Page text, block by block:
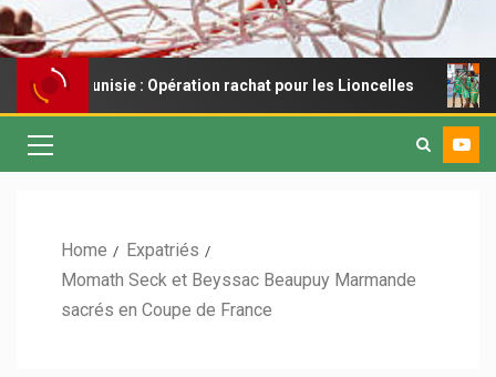
: Opération rachat pour les Lioncelles Les
Home
Expatriés
Momath Seck et Beyssac Beaupuy Marmande
sacrés en Coupe de France